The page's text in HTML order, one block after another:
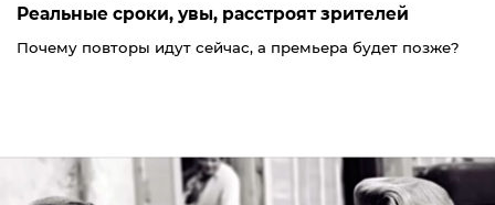
Реальные сроки, увы, расстроят зрителей
Почему повторы идут сейчас, а премьера будет позже?